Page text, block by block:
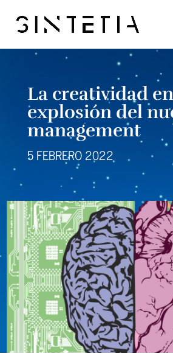
La creatividad
explosión del
management
5 FEBRERO 2022